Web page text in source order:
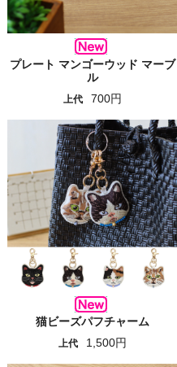
プレート マンゴーウッド マーブ
ル
上代 700円
猫ビーズパフチャーム
上代 1,500円